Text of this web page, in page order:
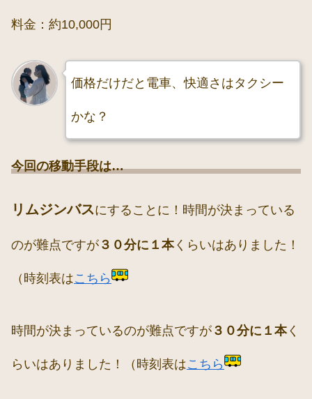
料金：約10,000円
価格だけだと電車、快適さはタクシー
かな？
今回の移動手段は…
リムジンバスにすることに！時間が決まっている
のが難点ですが ３０分に１本くらいはありました！
（時刻表はこちら
時間が決まっているのが難点ですが ３０分に１本く
らいはありました！（時刻表はこちら